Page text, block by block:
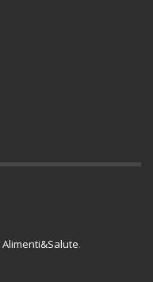
Alimenti&Salute.